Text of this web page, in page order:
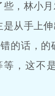
些，林小
从手上伸
的话，
等，这不